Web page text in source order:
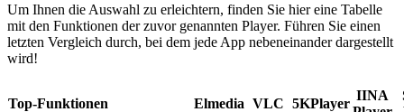
Um Ihnen die Auswahl zu erleichtern, finden Sie hier eine Tabelle
mit den Funktionen der zuvor genannten Player. Führen Sie einen
letzten Vergleich durch, bei dem jede App nebeneinander dargestellt
wird!
Top-Funktionen Elmedia VLC 5KPlayer
IINA